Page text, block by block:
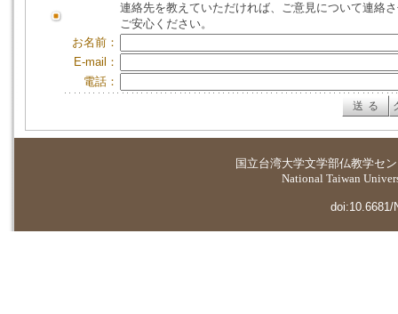
連絡先を教えていただければ、ご意見について連絡
ご安心ください。
お名前：
E-mail：
電話：
国立台湾大学文学部仏教学セ
National Taiwan
doi:10.6681/